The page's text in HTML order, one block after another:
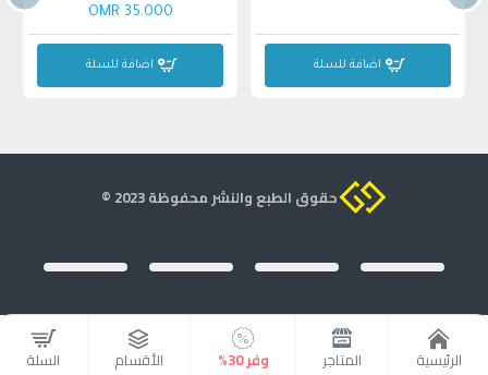
اضافة للسلة
35.000 OMR
اضافة للسلة
حقوق الطبع والنشر محفوظة 2023 ©
الرئيسية المتاجر وفر 30% الأقسام السلة